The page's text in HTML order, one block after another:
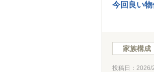
今回良い
家族構成
投稿日： 2026/